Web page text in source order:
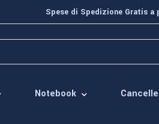
Spese di Spedizione Gratis a
Notebook